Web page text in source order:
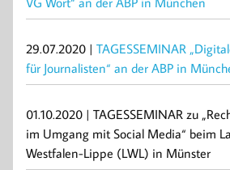
29.07.2020 | TAGESSEMINAR
für Journalisten“ an der ABP in
01.10.2020 | TAGESSEMINAR zu
im Umgang mit Social Media“ beim
Westfalen-Lippe (LWL) in Münster